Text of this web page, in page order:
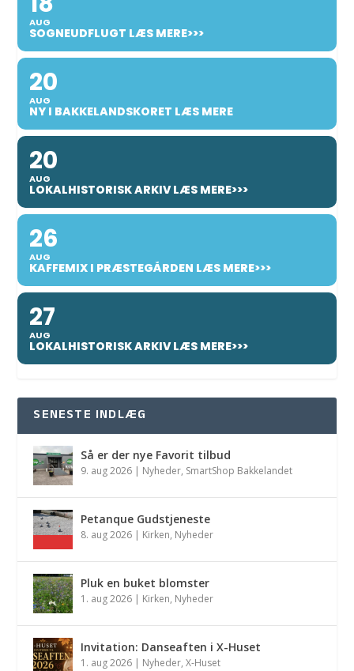
AUG
SOGNEUDFLUGT LÆS MERE>>>
20
AUG
NY I BAKKELANDSKORET LÆS MERE
20
AUG
LOKALHISTORISK ARKIV LÆS MERE>>>
26
AUG
KAFFEMIX I PRÆSTEGÅRDEN LÆS MERE>>>
27
AUG
LOKALHISTORISK ARKIV LÆS MERE>>>
SENESTE INDLÆG
Så er der nye Favorit tilbud
9. aug 2026 | Nyheder, SmartShop Bakkelandet
Petanque Gudstjeneste
8. aug 2026 | Kirken, Nyheder
Pluk en buket blomster
1. aug 2026 | Kirken, Nyheder
Invitation: Danseaften i X-Huset
1. aug 2026 | Nyheder,X-Huset